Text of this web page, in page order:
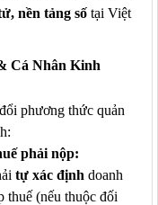
nền tảng số tại Việt
Cá Nhân Kinh
phương thức quản
phải nộp:
tự xác định doanh
thuế (nếu thuộc đối